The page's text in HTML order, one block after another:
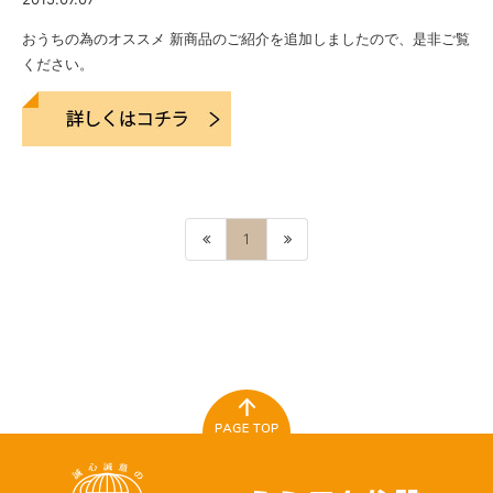
おうちの為のオススメ 新商品のご紹介を追加しましたので、是非ご覧
ください。
1